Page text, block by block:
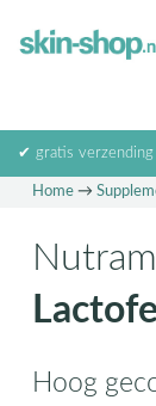
✔ gratis
Home→
Hoog